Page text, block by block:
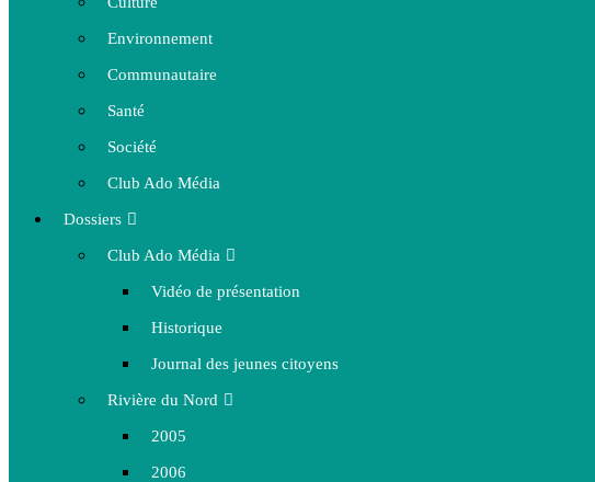
Environnement
Communautaire
Santé
Société
Club Ado Média
Dossiers
Club Ado Média
Vidéo de présentation
Historique
Journal des jeunes citoyens
Rivière du Nord
2005
2006